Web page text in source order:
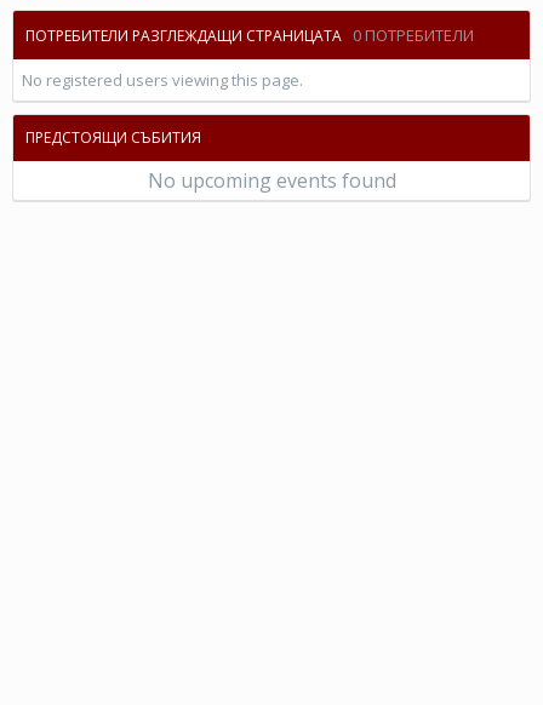
ПОТРЕБИТЕЛИ РАЗГЛЕЖДАЩИ СТРАНИЦАТА 0 ПОТРЕБИТЕЛИ
No registered users viewing this page.
ПРЕДСТОЯЩИ СЪБИТИЯ
No upcoming events found